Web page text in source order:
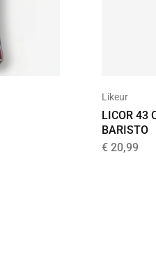
Likeur
LICOR 43
BARISTO
€ 20,99